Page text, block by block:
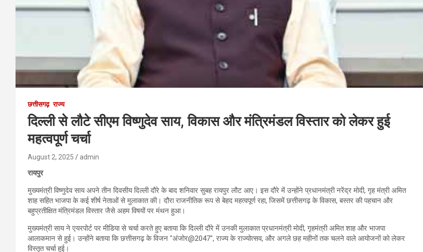
छत्तीसगढ़ राज्य
दिल्ली से लौटे सीएम विष्णुदेव साय, विकास और मंत्रिमंडल विस्तार को लेकर हुई
महत्वपूर्ण चर्चा
August 2, 2025 admin
रायपुर
मुख्यमंत्री विष्णुदेव साय अपने तीन दिवसीय दिल्ली दौरे के बाद शनिवार सुबह रायपुर लौट आए। इस दौरे में उन्होंने प्रधानमंत्री नरेंद्र मोदी, गृह मंत्री अमित
शाह सहित भाजपा के कई शीर्ष नेताओं से मुलाकात की। दौरा राजनीतिक रूप से बेहद महत्वपूर्ण रहा, जिसमें छत्तीसगढ़ के विकास, बस्तर की पहचान और
बहुप्रतीक्षित मंत्रिमंडल विस्तार जैसे अहम विषयों पर मंथन हुआ।
मुख्यमंत्री साय ने एयरपोर्ट पर मीडिया से चर्चा करते हुए बताया कि दिल्ली दौरे में उनकी मुलाकात प्रधानमंत्री मोदी, गृहमंत्री अमित शाह और भाजपा
आलाकमान से हुई। उन्होंने बताया कि छत्तीसगढ़ के विजन "अंजोर@2047", राज्य के राज्योत्सव, और अगले छह महीनों तक चलने वाले आयोजनों को लेकर
विस्तृत चर्चा हुई।